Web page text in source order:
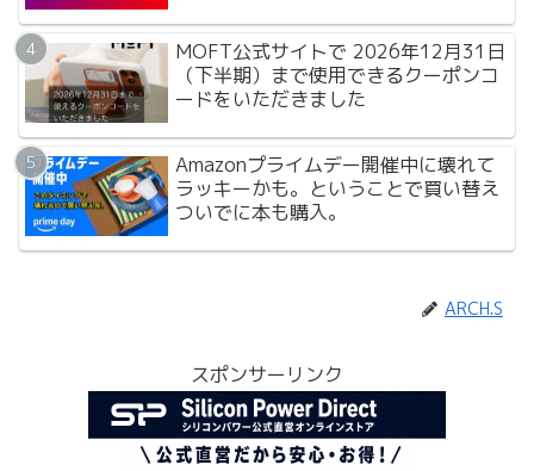
MOFT公式サイトで 2026年12月31日
（下半期）まで使用できるクーポンコ
ードをいただきました
Amazonプライムデー開催中に壊れて
ラッキーかも。ということで買い替え
ついでに本も購入。
ARCH.S
スポンサーリンク